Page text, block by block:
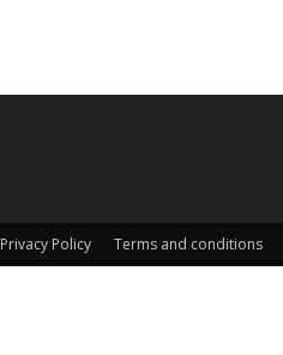
Privacy Policy Terms and conditions